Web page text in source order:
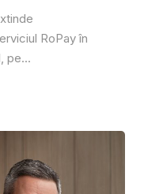
RoPay în
pe...